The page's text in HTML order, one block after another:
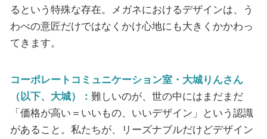
るという特殊な存在。メガネにおけるデザインは、う
わべの意匠だけではなくかけ心地にも大きくかかわっ
てきます。
コーポレートコミュニケーション室・大城りんさん
（以下、大城）： 難しいのが、世の中にはまだまだ
「価格が高い＝いいもの、いいデザイン」という認識
があること。私たちが、リーズナブルだけどデザイン